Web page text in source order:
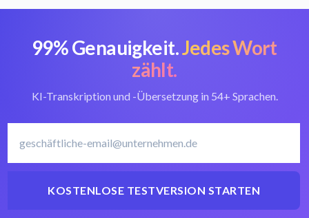
WEBM in Text
umwandeln
Bester WEBM-
Konverter
Italienisch
Italienisch
99% Genauigkeit.Jedes Wort
zählt.
KI-Transkription und -Übersetzung in 54+ Sprachen.
KOSTENLOSE TESTVERSION STARTEN